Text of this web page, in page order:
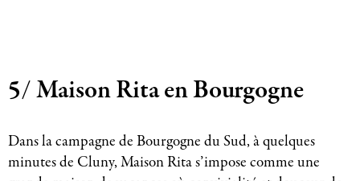
5/ Maison Rita en Bourgogne
Dans la campagne de Bourgogne du Sud, à quelques
minutes de Cluny, Maison Rita s’impose comme une